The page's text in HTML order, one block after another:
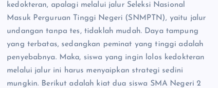
kedokteran, apalagi melalui jalur Seleksi Nasional
Masuk Perguruan Tinggi Negeri (SNMPTN), yaitu jalur
undangan tanpa tes, tidaklah mudah. Daya tampung
yang terbatas, sedangkan peminat yang tinggi adalah
penyebabnya. Maka, siswa yang ingin lolos kedokteran
melalui jalur ini harus menyaipkan strategi sedini
mungkin. Berikut adalah kiat dua siswa SMA Negeri 2